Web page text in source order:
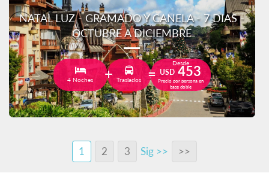
NATAL LUZ - GRAMADO Y CANELA - 7 DIAS -
OCTUBRE A DICIEMBRE
4 Noches Traslados
Desde
USD 453
Precio por persona en
base doble
1 2 3 Sig >> >>